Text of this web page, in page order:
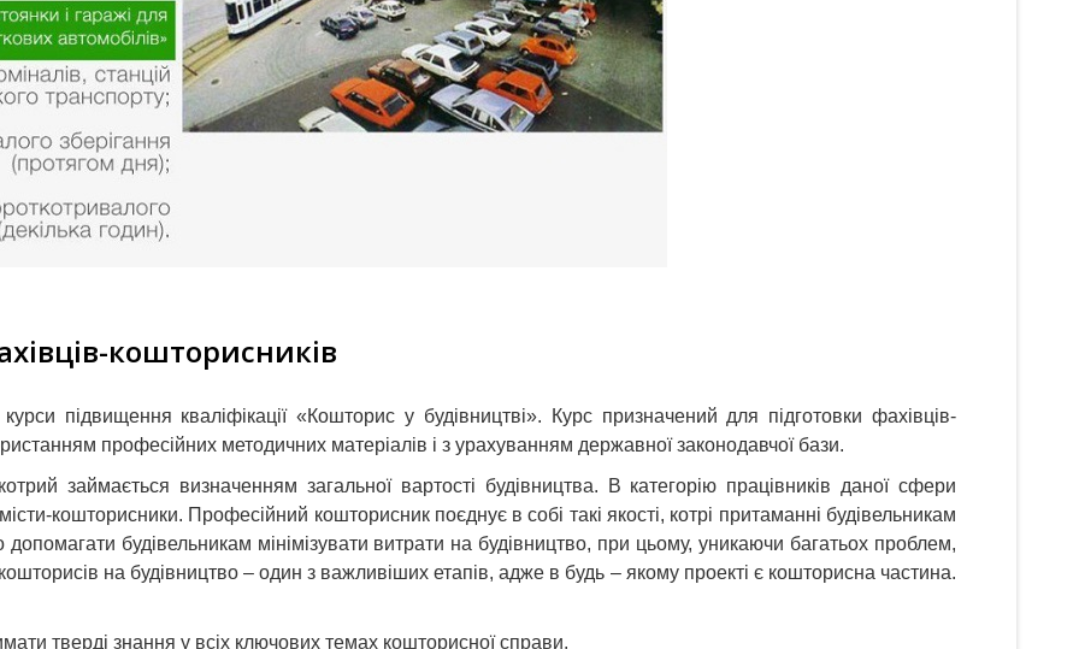
кошторисників
підвищення кваліфікації «Кошторис у будівництві». Курс призначений для підготовки фахівців-
професійних методичних матеріалів і з урахуванням державної законодавчої бази.
займається визначенням загальної вартості будівництва. В категорію працівників даної сфери
кошторисники. Професійний кошторисник поєднує в собі такі якості, котрі притаманні будівельникам
допомагати будівельникам мінімізувати витрати на будівництво, при цьому, уникаючи багатьох проблем,
на будівництво – один з важливіших етапів, адже в будь – якому проекті є кошторисна частина.
тверді знання у всіх ключових темах кошторисної справи.